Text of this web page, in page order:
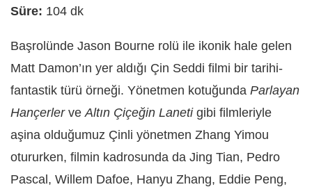
Süre: 104 dk
Başrolünde Jason Bourne rolü ile ikonik hale gelen
Matt Damon’ın yer aldığı Çin Seddi filmi bir tarihi-
fantastik türü örneği. Yönetmen kotuğunda Parlayan
Hançerlerve Altın Çiçeğin Lanetigibi filmleriyle
aşina olduğumuz Çinli yönetmen Zhang Yimou
otururken, filmin kadrosunda da Jing Tian, Pedro
Pascal, Willem Dafoe, Hanyu Zhang, Eddie Peng,